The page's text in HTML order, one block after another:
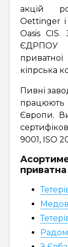
акцій
Oettinger
Oasis CIS.
ЄДРПОУ
кіпрська
Пивні
Європи.
9001, ISO